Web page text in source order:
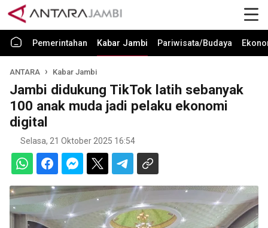
Pemerintahan Kabar Jambi Pariwisata/Budaya
ANTARA Kabar Jambi
Jambi didukung TikTok latih sebanyak
100 anak muda jadi pelaku ekonomi
digital
Selasa, 21 Oktober 2025 16:54